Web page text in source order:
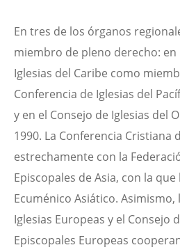
En tres de los órganos
miembro de pleno derecho: en
Iglesias del Caribe como
Conferencia de Iglesias del
y en el Consejo de Iglesias del
1990. La Conferencia Cristiana
estrechamente con la
Episcopales de Asia, con la
Ecuménico Asiático. Asimismo,
Iglesias Europeas y el Consejo
Episcopales Europeas